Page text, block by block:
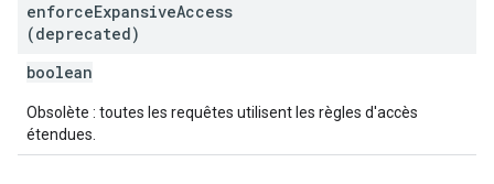
enforceExpansiveAccess
(deprecated)
boolean
Obsolète : toutes les requêtes utilisent les règles d'accès
étendues.